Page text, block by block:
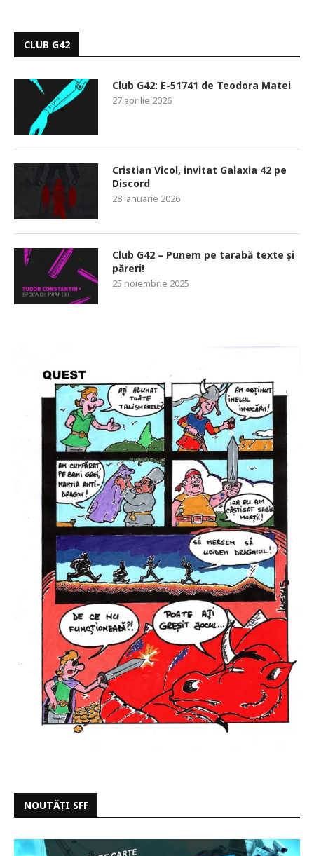
CLUB G42
Club G42: E-51741 de Teodora Matei
27 aprilie 2026
Cristian Vicol, invitat Galaxia 42 pe
Discord
28 ianuarie 2026
Club G42 – Punem pe tarabă texte și
păreri!
25 noiembrie 2025
NOUTĂȚI SFF